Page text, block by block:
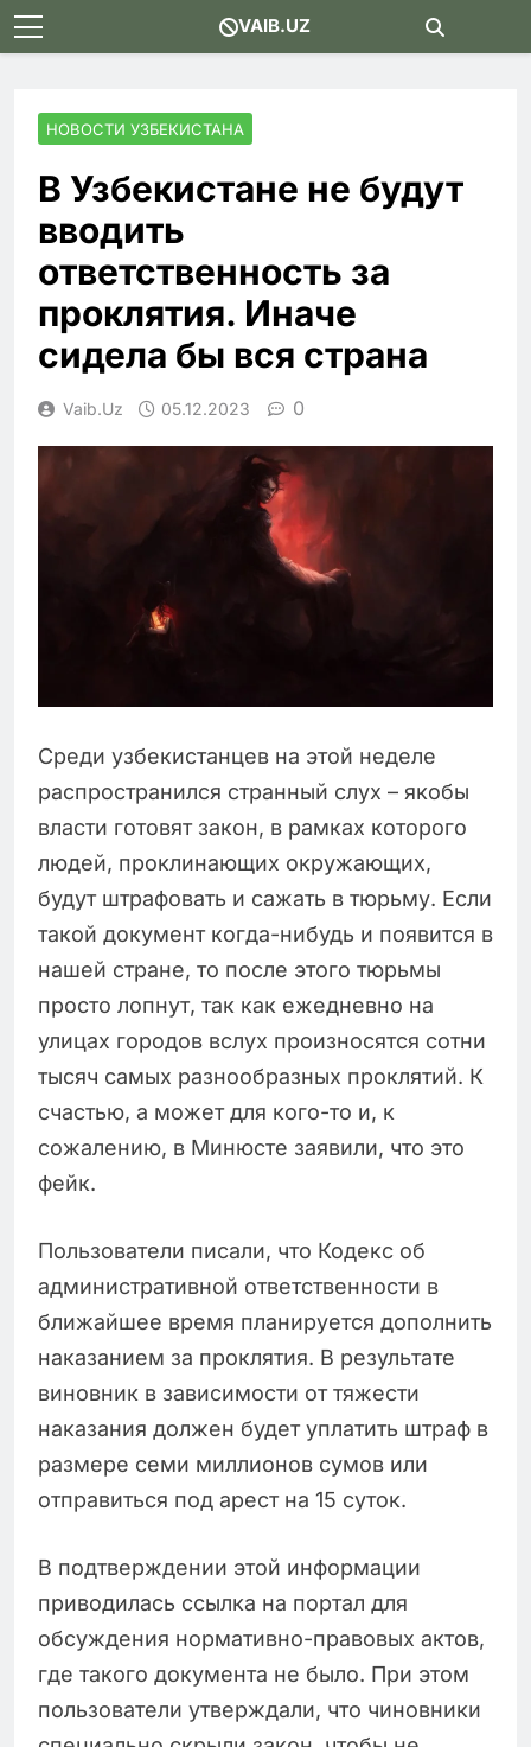
Skip
to
VAIB.UZ
НОВОСТИ УЗБЕКИСТАНА
В Узбекистане не будут
вводить
ответственность за
проклятия. Иначе
сидела бы вся страна
Vaib.uz 05.12.2023 0
Среди узбекистанцев на этой неделе
распространился странный слух – якобы
власти готовят закон, в рамках которого
людей, проклинающих окружающих,
будут штрафовать и сажать в тюрьму. Если
такой документ когда-нибудь и появится в
нашей стране, то после этого тюрьмы
просто лопнут, так как ежедневно на
улицах городов вслух произносятся сотни
тысяч самых разнообразных проклятий. К
счастью, а может для кого-то и, к
сожалению, в Минюсте заявили, что это
фейк.
Пользователи писали, что Кодекс об
административной ответственности в
ближайшее время планируется дополнить
наказанием за проклятия. В результате
виновник в зависимости от тяжести
наказания должен будет уплатить штраф в
размере семи миллионов сумов или
отправиться под арест на 15 суток.
В подтверждении этой информации
приводилась ссылка на портал для
обсуждения нормативно-правовых актов,
где такого документа не было. При этом
пользователи утверждали, что чиновники